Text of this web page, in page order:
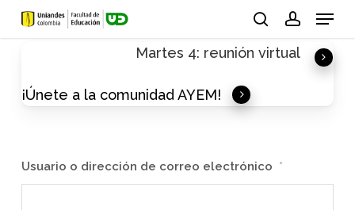
Skip
Menu
Martes 4: reunión virtual
¡Únete a la comunidad AYEM!
Usuario o dirección de correo electrónico *